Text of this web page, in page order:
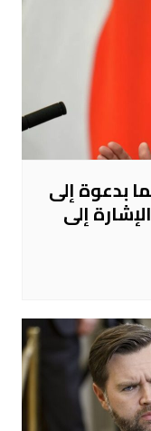
بدعوة إلى
إلى